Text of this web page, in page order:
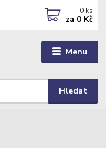
Menu
Hledat
0 ks
za 0 Kč